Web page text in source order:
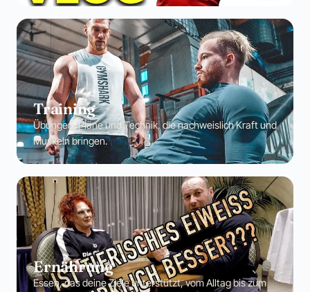
Training
Übungen, Pläne und Technik, die nachweislich Kraft und
Muskeln bringen.
Ernährung
Essen, das deine Ziele unterstützt, vom Alltag bis zum